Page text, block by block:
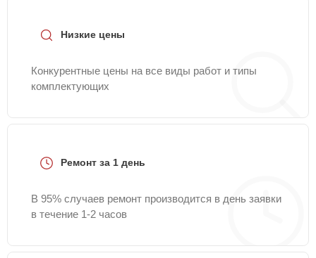
Низкие цены
Конкурентные цены на все виды работ и типы
комплектующих
Ремонт за 1 день
В 95% случаев ремонт производится в день заявки
в течение 1-2 часов